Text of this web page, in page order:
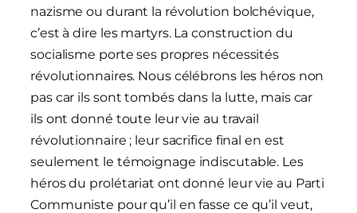
nazisme ou durant la révolution bolchévique,
c’est à dire les martyrs. La construction du
socialisme porte ses propres nécessités
révolutionnaires. Nous célébrons les héros non
pas car ils sont tombés dans la lutte, mais car
ils ont donné toute leur vie au travail
révolutionnaire ; leur sacrifice final en est
seulement le témoignage indiscutable. Les
héros du prolétariat ont donné leur vie au Parti
Communiste pour qu’il en fasse ce qu’il veut,